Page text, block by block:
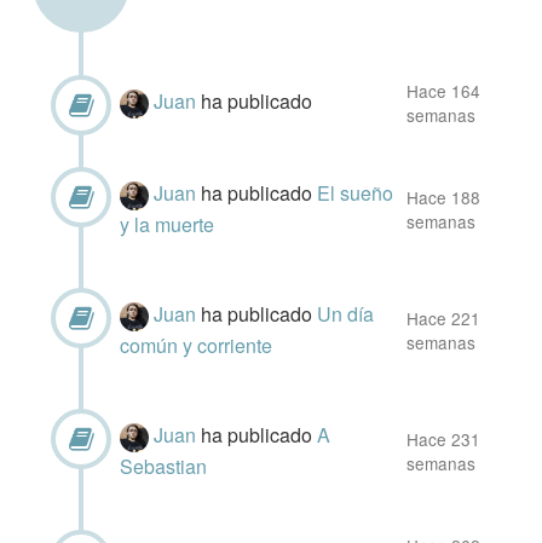
Juan ha publicado
Hace 164
semanas
Juan ha publicado El sueño
y la muerte
Hace 188
semanas
Juan ha publicado ‌Un día
común y corriente
Hace 221
semanas
Juan ha publicadoA
Sebastian
Hace 231
semanas